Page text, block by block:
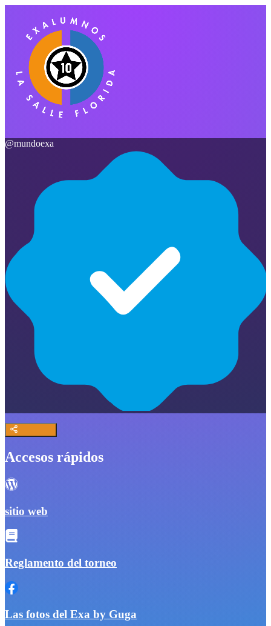
@mundoexa
Accesos rápidos
sitio web
Reglamento del torneo
Las fotos del Exa by Guga